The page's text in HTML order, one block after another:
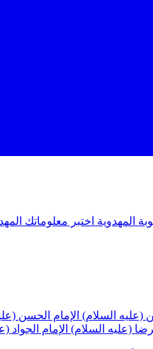
المهدوية اختبر معلوماتك
(عليه السلام) الإمام الحسن
(عليه السلام) الإمام الجواد